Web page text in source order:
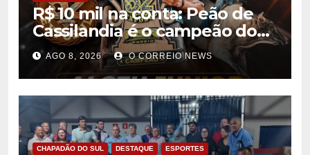
R$ 10 mil na conta: Peão de
Cassilandia é o campeão do
desafio “O Grande Ditado
Bandeirantes” em
Rondonópolis
AGO 8, 2026 O CORREIO NEWS
CHAPADÃO DO SUL DESTAQUE ESPORTES